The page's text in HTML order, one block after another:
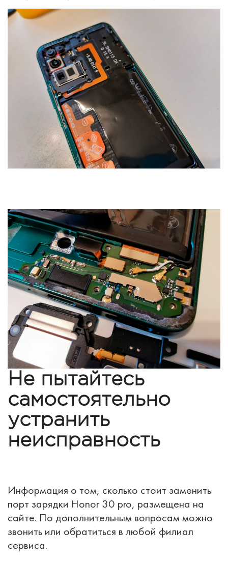
Не пытайтесь
самостоятельно
устранить
неисправность
Информация о том, сколько стоит заменить
порт зарядки Honor 30 pro, размещена на
сайте. По дополнительным вопросам можно
звонить или обратиться в любой филиал
сервиса.